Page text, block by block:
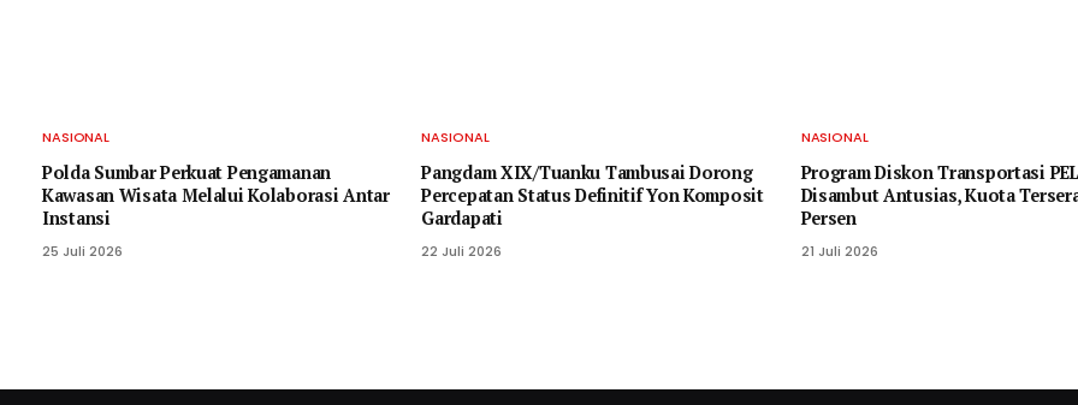
NASIONAL
Polda Sumbar Perkuat Pengamanan
Kawasan Wisata Melalui Kolaborasi Antar
Instansi
25 Juli 2026
NASIONAL
Pangdam XIX/Tuanku Tambusai Dorong
Percepatan Status Definitif Yon Komposit
Gardapati
22 Juli 2026
NASIONAL
Program Diskon Transportasi
Disambut Antusias, Kuota
Persen
21 Juli 2026